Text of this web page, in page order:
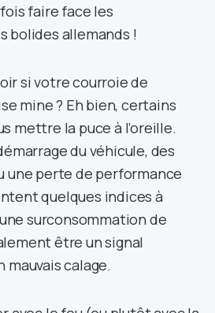
faire face les
bolides allemands !
si votre courroie de
mine ? Eh bien, certains
mettre la puce à l’oreille.
du véhicule, des
une perte de performance
quelques indices à
surconsommation de
être un signal
mauvais calage.